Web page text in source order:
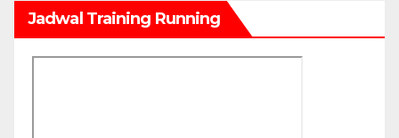
Jadwal Training Running